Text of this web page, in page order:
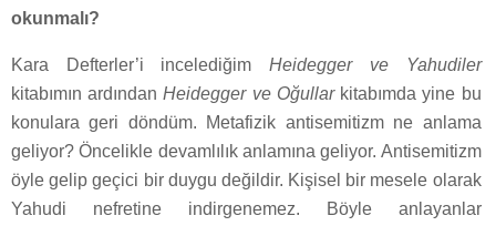
okunmalı?
Kara Defterler’i incelediğimHeidegger ve Yahudiler
kitabımın ardındanHeidegger ve Oğullarkitabımda yine bu
konulara geri döndüm. Metafizik antisemitizm ne anlama
geliyor? Öncelikle devamlılık anlamına geliyor. Antisemitizm
öyle gelip geçici bir duygu değildir. Kişisel bir mesele olarak
Yahudi nefretine indirgenemez. Böyle anlayanlar